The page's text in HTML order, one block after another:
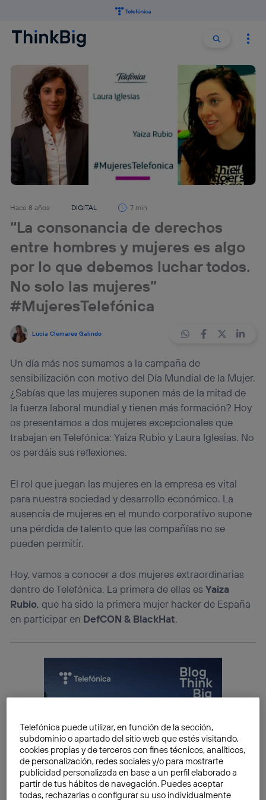
Buscar
Hace 8 años DIGITAL 7 min
“La consonancia de derechos
entre hombres y mujeres es algo
por lo que debemos luchar todos.
No solo las mujeres”
#MujeresTelefónica
Lucia Clemares Galindo
Un día más nos sumamos a la campaña de
sensibilización con motivo del Día Mundial de la Mujer.
¿Sabías que las mujeres suponen más de la mitad de
la fuerza laboral mundial y tienen más formación? Hoy
os presentamos a dos mujeres excepcionales que
trabajan en Telefónica: Yaiza Rubio y Laura Iglesias. No
os perdáis sus reflexiones.
El rol que juegan las mujeres en la empresa es vital
para nuestra sociedad y desarrollo económico. La
ausencia de mujeres en el mundo corporativo supone
una pérdida de talento que las compañías no se
pueden permitir.
Hoy, vamos a conocer a dos mujeres extraordinarias
dentro de Telefónica. La primera de ellas esYaiza
Rubio, que ha sido la primera mujer hacker de España
en participar en DefCON & BlackHat.
Telefónica puede utilizar, en función de la sección,
subdominio o apartado del sitio web que estés visitando,
cookies propias y de terceros con fines técnicos, analíticos,
de personalización, redes sociales y/o para mostrarte
publicidad personalizada en base a un perfil elaborado a
partir de tus hábitos de navegación. Puedes aceptar
todas, rechazarlas o configurar su uso individualmente